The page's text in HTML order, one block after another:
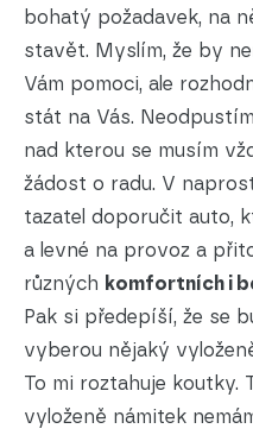
bohatý požadavek, na
stavět. Myslím, že by
Vám pomoci, ale
stát na Vás.
nad kterou se musím
žádost o radu. V
tazatel doporučit auto,
a levné na provoz a
různých komfortních i
Pak si předepíší, že se
vyberou nějaký
To mi roztahuje koutky.
vyloženě námitek